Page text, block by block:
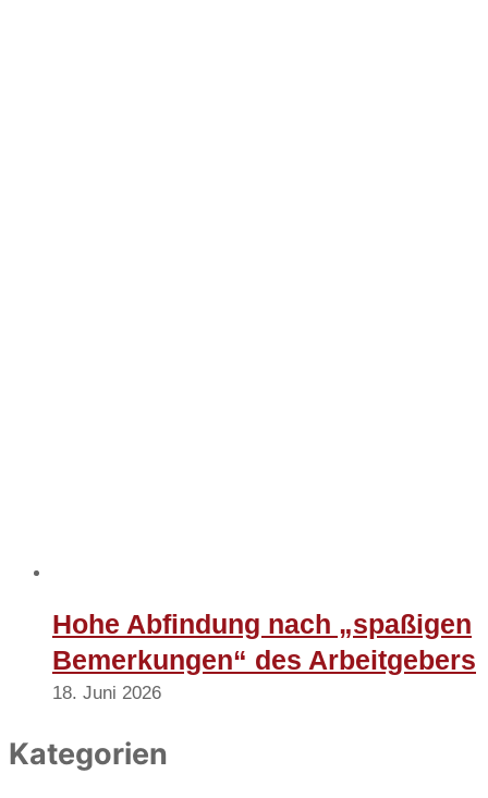
Hohe Abfindung nach „spaßigen
Bemerkungen“ des Arbeitgebers
18. Juni 2026
Kategorien